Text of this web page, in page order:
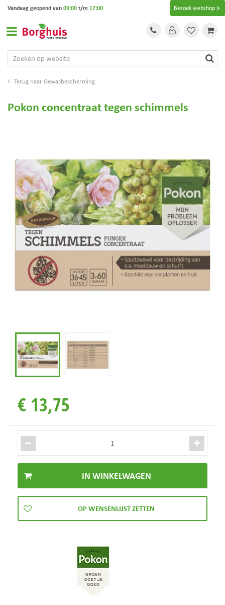
Gewasbescherming
Bezoek webshop
Vandaag geopend van09:00t/m 17:00
Pokon concentraat tegen schimmels
€ 13,75